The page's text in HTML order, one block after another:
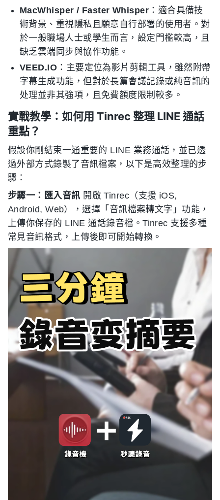
MacWhisper / Faster Whisper ：適合具備技
術背景、重視隱私且願意自行部署的使用者。對
於一般職場人士或學生而言，設定門檻較高，且
缺乏雲端同步與協作功能。
VEED.IO ：主要定位為影片剪輯工具，雖然附帶
字幕生成功能，但對於長篇會議記錄或純音訊的
处理並非其強項，且免費額度限制較多。
實戰教學：如何用 Tinrec 整理 LINE 通話
重點？
假設你剛結束一通重要的 LINE 業務通話，並已透
過外部方式錄製了音訊檔案，以下是高效整理的步
驟：
步驟一：匯入音訊開啟 Tinrec（支援 iOS,
Android, Web），選擇「音訊檔案轉文字」功能，
上傳你保存的 LINE 通話錄音檔。Tinrec 支援多種
常見音訊格式，上傳後即可開始轉換。